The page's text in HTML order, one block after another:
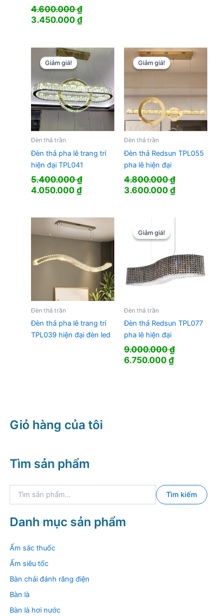
4.600.000₫
Giá
4.600.000 ₫.
3.450.000₫Giá
là:
3.450.000 ₫.
Giảm giá!
Giảm giá!
Đèn thả trần
Đèn thả pha lê trang trí
hiện đại TPL041
5.400.000₫
Giá
5.400.000 ₫.
4.050.000₫Giá
là:
4.050.000 ₫.
Giảm giá!
Giảm giá!
Đèn thả trần
Đèn thả Redsun TPL055
pha lê hiện đại
4.800.000₫
Giá
3.600.000₫Giá
Đèn thả trần
Đèn thả pha lê trang trí
TPL039 hiện đại đèn led
Giảm giá!
Giảm giá!
Đèn thả trần
Đèn thả Redsun TPL077
pha lê hiện đại
9.000.000₫
Giá
6.750.000₫Giá
Giỏ hàng của tôi
Tìm sản phẩm
k
i
m
Tìm kiếm
Danh mục sản phẩm
Ấm sắc thuốc
Ấm siêu tốc
Bàn chải đánh răng điện
Bàn là
Bàn là hơi nước